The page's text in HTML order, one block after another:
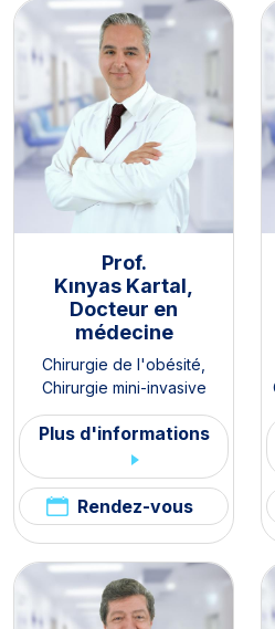
Prof.
Kınyas Kartal,
Docteur en
médecine
Chirurgie de l'obésité
Chirurgie mini-invasive
Plus d'informations
Rendez-vous